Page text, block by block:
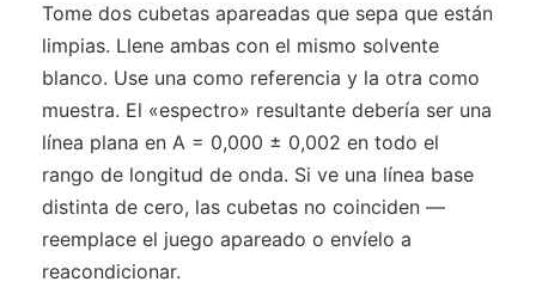
Tome dos cubetas apareadas que sepa que están
limpias. Llene ambas con el mismo solvente
blanco. Use una como referencia y la otra como
muestra. El «espectro» resultante debería ser una
línea plana en A = 0,000 ± 0,002 en todo el
rango de longitud de onda. Si ve una línea base
distinta de cero, las cubetas no coinciden —
reemplace el juego apareado o envíelo a
reacondicionar.